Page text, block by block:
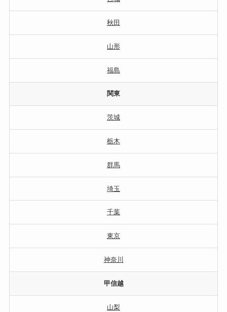
秋田
山形
福島
関東
茨城
栃木
群馬
埼玉
千葉
東京
神奈川
甲信越
山梨